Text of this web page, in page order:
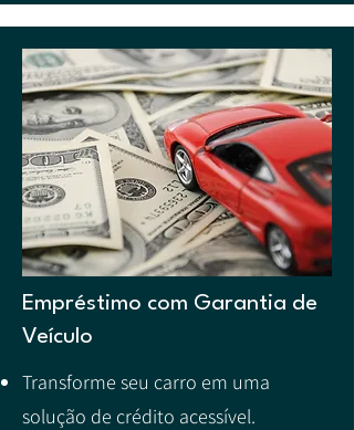
Empréstimo com Garantia de
Veículo
Transforme seu carro em uma
solução de crédito acessível.